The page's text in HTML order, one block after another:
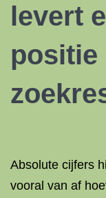
levert
positie
Absolute cijfers
vooral van af